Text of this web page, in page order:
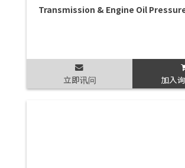
Transmission & Engine Oil
立即讯问 加入